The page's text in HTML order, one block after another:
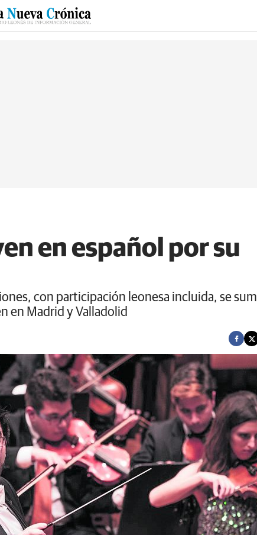
ESPECIALES DEPORTES OPINIÓN EXTRAS
en español por su
con participación leonesa incluida, se
en Madrid y Valladolid